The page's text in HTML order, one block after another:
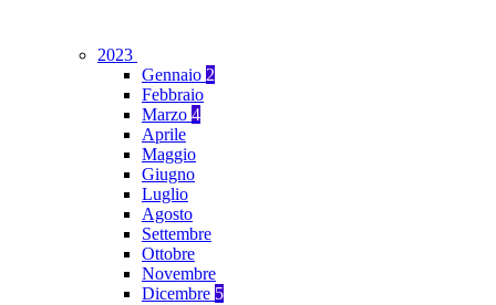
2023
Gennaio 2
Febbraio
Marzo 4
Aprile
Maggio
Giugno
Luglio
Agosto
Settembre
Ottobre
Novembre
Dicembre 5